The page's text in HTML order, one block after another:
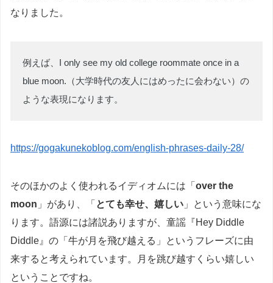
なりました。
例えば、I only see my old college roommate once in a
blue moon.（大学時代の友人にはめったに会わない）の
ような表現になります。
https://gogakunekoblog.com/english-phrases-daily-28/
そのほかのよく使われるイディオムには「 over the
moon 」があり、「 とても幸せ、嬉しい 」という意味にな
ります。語源には諸説ありますが、童謡『Hey Diddle
Diddle』の「牛が月を飛び越える」というフレーズに由
来すると考えられています。月を跳び越すくらい嬉しい
ということですね。